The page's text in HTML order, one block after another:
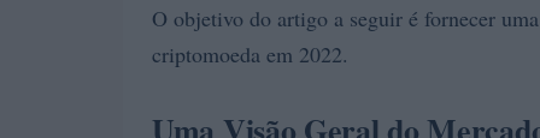
O objetivo do artigo a seguir é fornecer
criptomoeda em 2022.